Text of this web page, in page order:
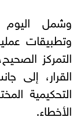
وشمل اليوم
وتطبيقات
التمركز
القرار، إلى
التحكيمية
الأخطاء.